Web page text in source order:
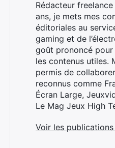
Rédacteur
ans, je mets mes
éditoriales au
gaming et de
goût prononcé
les contenus utiles.
permis de
reconnus comme
Écran Large,
Le Mag Jeux High
Voir les